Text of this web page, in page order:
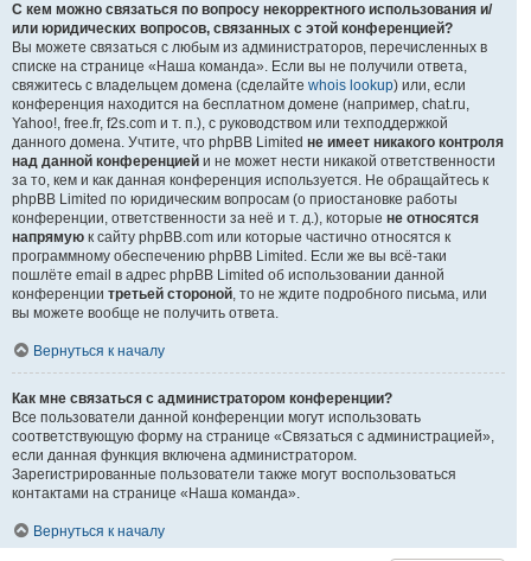
С кем можно связаться по вопросу некорректного использования и/
или юридических вопросов, связанных с этой конференцией?
Вы можете связаться с любым из администраторов, перечисленных в
списке на странице «Наша команда». Если вы не получили ответа,
свяжитесь с владельцем домена (сделайте whois lookup) или, если
конференция находится на бесплатном домене (например, chat.ru,
Yahoo!, free.fr, f2s.com и т. п.), с руководством или техподдержкой
данного домена. Учтите, что phpBB Limited не имеет никакого контроля
над данной конференцией и не может нести никакой ответственности
за то, кем и как данная конференция используется. Не обращайтесь к
phpBB Limited по юридическим вопросам (о приостановке работы
конференции, ответственности за неё и т. д.), которые не относятся
напрямую к сайту phpBB.com или которые частично относятся к
программному обеспечению phpBB Limited. Если же вы всё-таки
пошлёте email в адрес phpBB Limited об использовании данной
конференции третьей стороной, то не ждите подробного письма, или
вы можете вообще не получить ответа.
Вернуться к началу
Как мне связаться с администратором конференции?
Все пользователи данной конференции могут использовать
соответствующую форму на странице «Связаться с администрацией»,
если данная функция включена администратором.
Зарегистрированные пользователи также могут воспользоваться
контактами на странице «Наша команда».
Вернуться к началу